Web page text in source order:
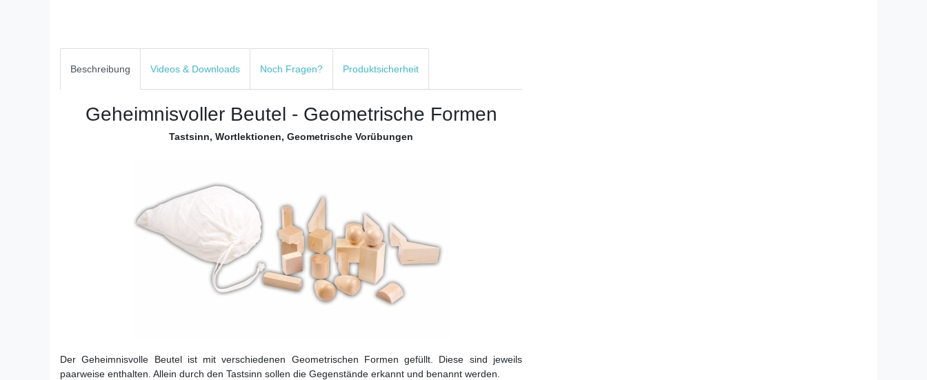
Beschreibung Videos & Downloads Noch Fragen? Produktsicherheit
Geheimnisvoller Beutel - Geometrische Formen
Tastsinn, Wortlektionen, Geometrische Vorübungen
Der Geheimnisvolle Beutel ist mit verschiedenen Geometrischen Formen gefüllt. Diese sind jeweils
paarweise enthalten. Allein durch den Tastsinn sollen die Gegenstände erkannt und benannt werden.